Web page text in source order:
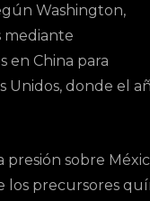
Washington,
mediante
en China para
Unidos, donde el
presión sobre
los precursores